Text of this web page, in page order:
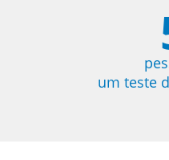
um teste